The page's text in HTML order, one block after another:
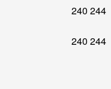
240 244
240 244